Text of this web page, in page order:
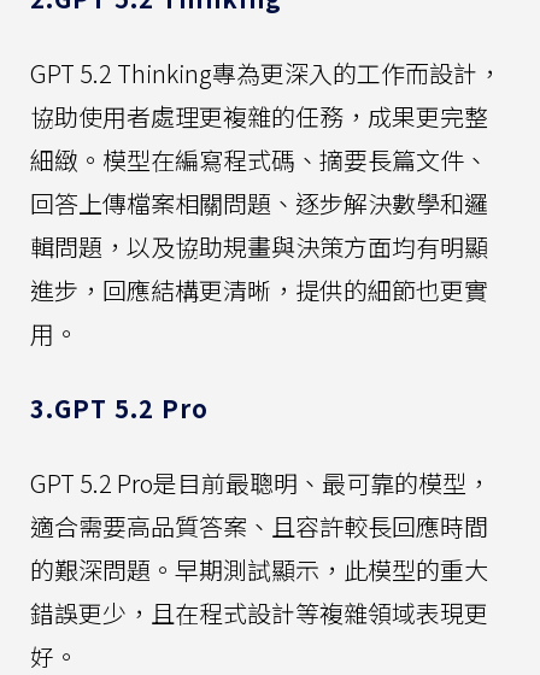
GPT 5.2 Thinking專為更深入的工作而設計，
協助使用者處理更複雜的任務，成果更完整
細緻。模型在編寫程式碼、摘要長篇文件、
回答上傳檔案相關問題、逐步解決數學和邏
輯問題，以及協助規畫與決策方面均有明顯
進步，回應結構更清晰，提供的細節也更實
用。
3.GPT 5.2 Pro
GPT 5.2 Pro是目前最聰明、最可靠的模型，
適合需要高品質答案、且容許較長回應時間
的艱深問題。早期測試顯示，此模型的重大
錯誤更少，且在程式設計等複雜領域表現更
好。